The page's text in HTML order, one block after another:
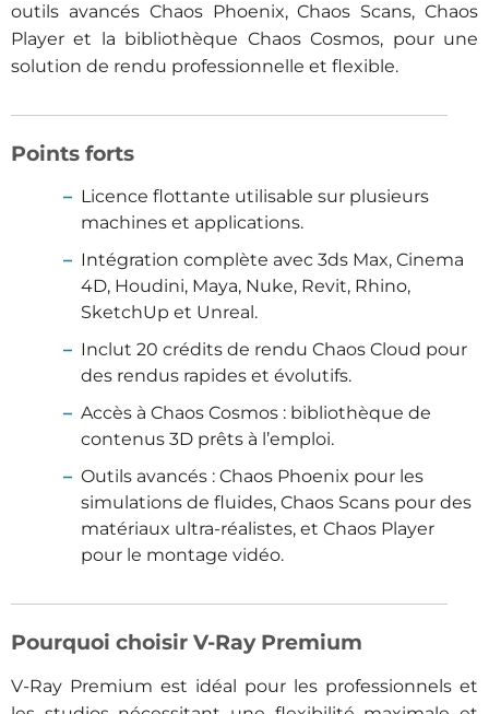
outils avancés Chaos Phoenix, Chaos Scans, Chaos
Player et la bibliothèque Chaos Cosmos, pour une
solution de rendu professionnelle et flexible.
Points forts
Licence flottante utilisable sur plusieurs
machines et applications.
Intégration complète avec 3ds Max, Cinema
4D, Houdini, Maya, Nuke, Revit, Rhino,
SketchUp et Unreal.
Inclut 20 crédits de rendu Chaos Cloud pour
des rendus rapides et évolutifs.
Accès à Chaos Cosmos : bibliothèque de
contenus 3D prêts à l’emploi.
Outils avancés : Chaos Phoenix pour les
simulations de fluides, Chaos Scans pour des
matériaux ultra-réalistes, et Chaos Player
pour le montage vidéo.
Pourquoi choisir V-Ray Premium
V-Ray Premium est idéal pour les professionnels et